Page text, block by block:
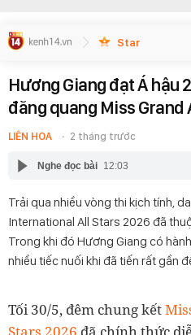
Star
Hương Giang đạt Á hậu
đăng quang Miss Grand
LIÊN HOA 2 tháng trước
Nghe đọc bài 12:03
Trải qua nhiều vòng thi kịch tính,
International All Stars 2026 đã
Trong khi đó Hương Giang có
nhiều tiếc nuối khi đã tiến rất gần
Tối 30/5, đêm chung kết